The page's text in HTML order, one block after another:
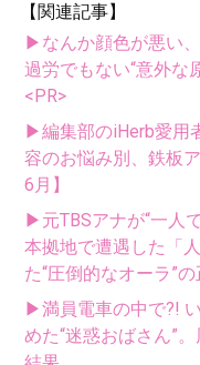
【関連記事】
▶なんか顔色が悪い
過労でもない“意外な
<PR>
▶編集部のiHerb愛用
容のお悩み別、鉄板
6月】
▶元TBSアナが“一人
本拠地で遭遇した「
た“圧倒的なオーラ”
▶満員電車の中で?!
めた“迷惑おばさん”